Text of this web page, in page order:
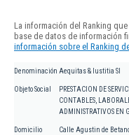
La información del Ranking
base de datos de información
información sobre el Ranking
Denominación Aequitas & Iustitia Sl
Objeto Social
PRESTACION DE
CONTABLES,
ADMINISTRATIVOS EN
Domicilio
Calle Agustin de